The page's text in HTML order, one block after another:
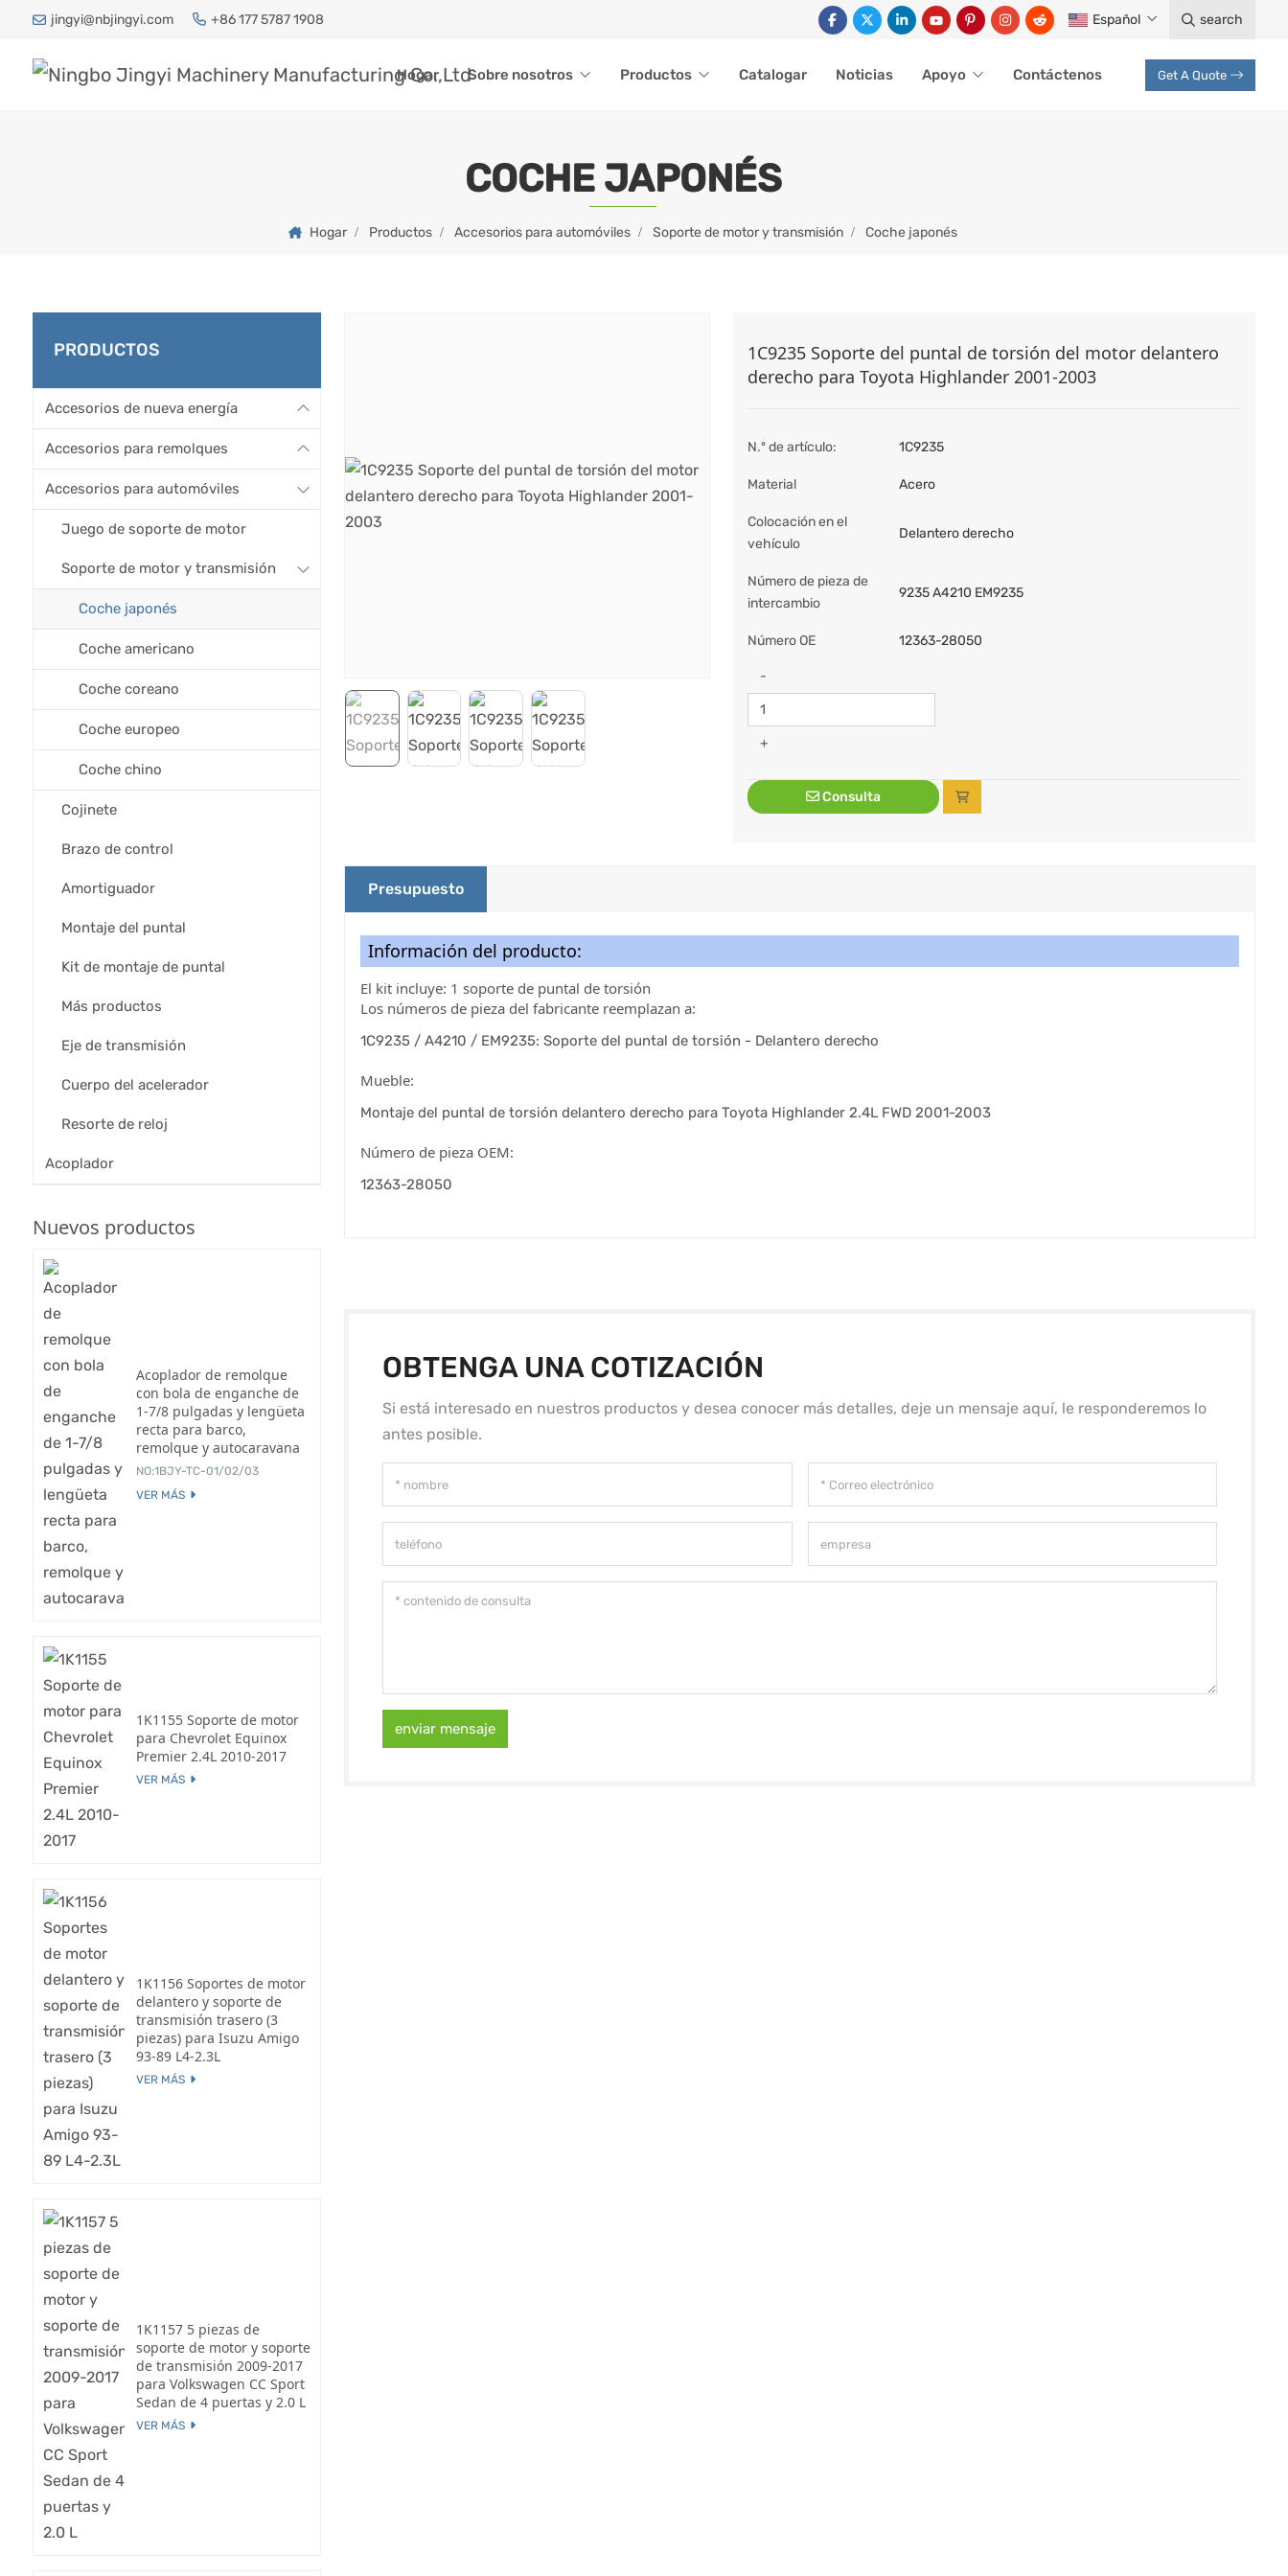
jingyi@nbjingyi.com +86 177 5787 1908 Español search
Hogar Sobre nosotros Productos Catalogar Noticias Apoyo Contáctenos Get A Quote
COCHE JAPONÉS
Hogar Productos Accesorios para automóviles Soporte de motor y transmisión Coche japonés
1C9235 Soporte del puntal de torsión del motor delantero
derecho para Toyota Highlander 2001-2003
N.º de artículo: 1C9235
Material Acero
Colocación en el
vehículo
Delantero derecho
Número de pieza de
intercambio
9235 A4210 EM9235
Número OE 12363-28050
-
+
Consulta
Presupuesto
Información del producto:
El kit incluye: 1 soporte de puntal de torsión
Los números de pieza del fabricante reemplazan a:
1C9235 / A4210 / EM9235: Soporte del puntal de torsión - Delantero derecho
Mueble:
Montaje del puntal de torsión delantero derecho para Toyota Highlander 2.4L FWD 2001-2003
Número de pieza OEM:
12363-28050
OBTENGA UNA COTIZACIÓN
Si está interesado en nuestros productos y desea conocer más detalles, deje un mensaje aquí, le responderemos lo
antes posible.
enviar mensaje
PRODUCTOS
Accesorios de nueva energía
Accesorios para remolques
Accesorios para automóviles
Juego de soporte de motor
Soporte de motor y transmisión
Coche japonés
Coche americano
Coche coreano
Coche europeo
Coche chino
Cojinete
Brazo de control
Amortiguador
Montaje del puntal
Kit de montaje de puntal
Más productos
Eje de transmisión
Cuerpo del acelerador
Resorte de reloj
Acoplador
Nuevos productos
Acoplador de remolque
con bola de enganche de
1-7/8 pulgadas y lengüeta
recta para barco,
remolque y autocaravana
NO:1BJY-TC-01/02/03
VER MÁS
1K1155 Soporte de motor
para Chevrolet Equinox
Premier 2.4L 2010-2017
VER MÁS
1K1156 Soportes de motor
delantero y soporte de
transmisión trasero (3
piezas) para Isuzu Amigo
93-89 L4-2.3L
VER MÁS
1K1157 5 piezas de
soporte de motor y soporte
de transmisión 2009-2017
para Volkswagen CC Sport
Sedan de 4 puertas y 2.0 L
VER MÁS